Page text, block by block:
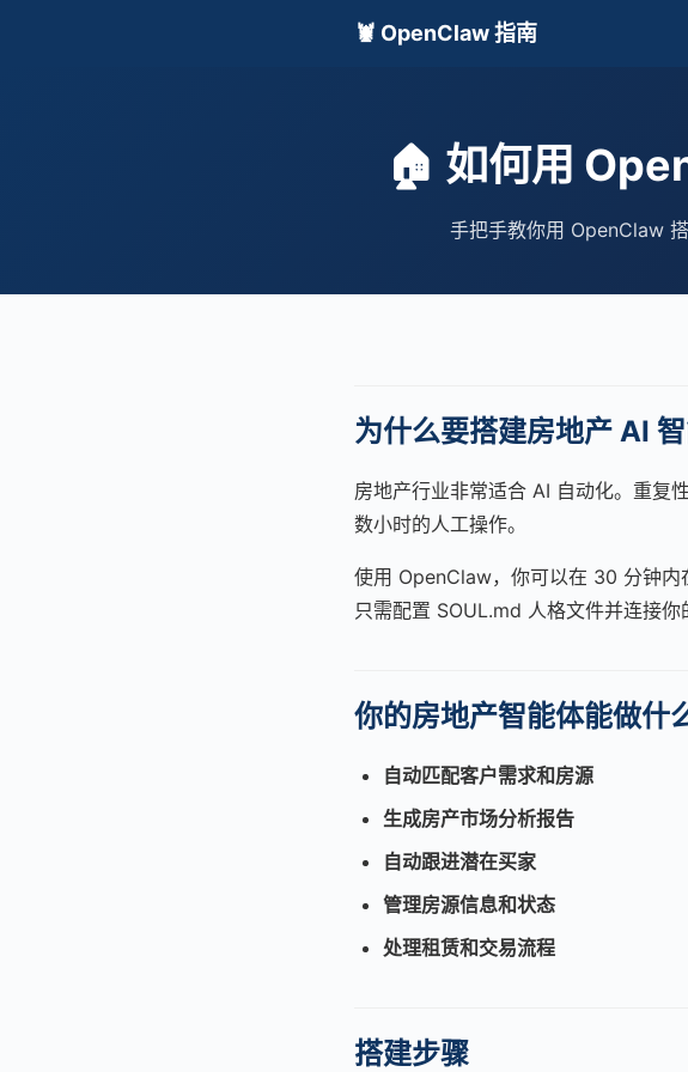
🦞 OpenClaw 指南
🏠 如何用
手把手教你用 OpenClaw
为什么要搭建房地产 AI 智
房地产行业非常适合 AI 自动化。重复
数小时的人工操作。
使用 OpenClaw，你可以在 30 分钟
只需配置 SOUL.md 人格文件并连接你
你的房地产智能体能做什
自动匹配客户需求和房源
生成房产市场分析报告
自动跟进潜在买家
管理房源信息和状态
处理租赁和交易流程
搭建步骤